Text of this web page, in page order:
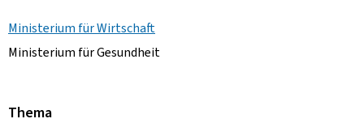
Ministerium für Wirtschaft
Ministerium für Gesundheit
Thema